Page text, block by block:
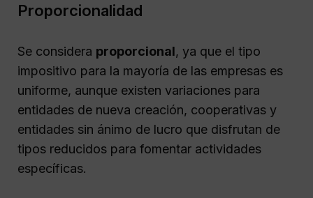
Proporcionalidad
Se considera proporcional, ya que el tipo
impositivo para la mayoría de las empresas es
uniforme, aunque existen variaciones para
entidades de nueva creación, cooperativas y
entidades sin ánimo de lucro que disfrutan de
tipos reducidos para fomentar actividades
específicas.